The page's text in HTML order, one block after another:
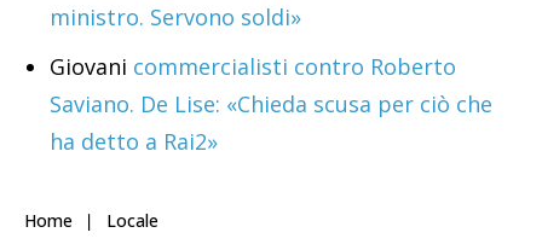
ministro. Servono soldi»
Giovani commercialisti contro Roberto
Saviano. De Lise: «Chieda scusa per ciò che
ha detto a Rai2»
Home Locale